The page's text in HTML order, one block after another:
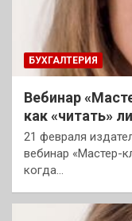
БУХГАЛТЕРИЯ
Вебинар
как «читать»
21 февраля
вебинар «Мастер-
когда…